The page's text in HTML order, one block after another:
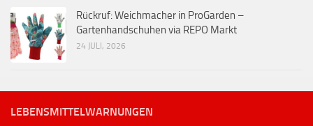
Rückruf: Weichmacher in ProGarden –
Gartenhandschuhen via REPO Markt
24 JULI, 2026
LEBENSMITTELWARNUNGEN